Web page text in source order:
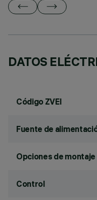
DATOS
Código ZVEI
Fuente de
Opciones de montaje
Control